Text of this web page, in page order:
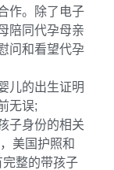
作。除了电子
陪同代孕母亲
问和看望代孕
儿的出生证明
无误;
子身份的相关
美国护照和
整的带孩子